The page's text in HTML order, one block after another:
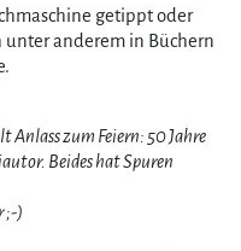
getippt oder
unter anderem in Büchern
Anlass zum Feiern: 50 Jahre
Beides hat Spuren
;-)